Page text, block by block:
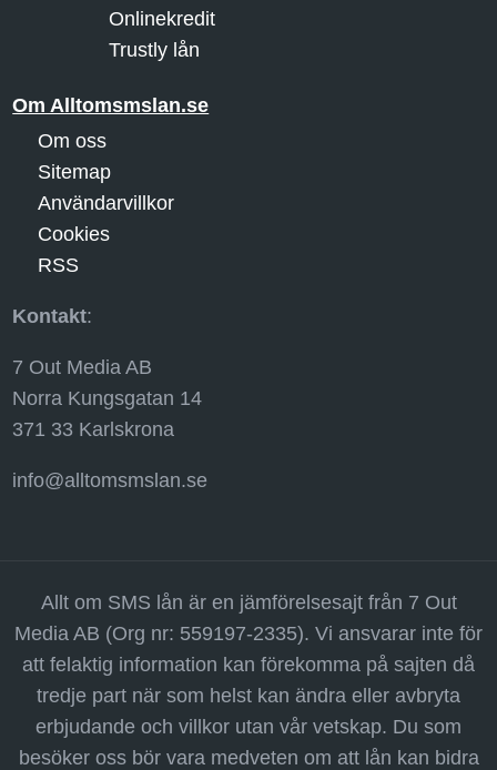
Onlinekredit
Trustly lån
Om Alltomsmslan.se
Om oss
Sitemap
Användarvillkor
Cookies
RSS
Kontakt:
7 Out Media AB
Norra Kungsgatan 14
371 33 Karlskrona
info@alltomsmslan.se
Allt om SMS lån är en jämförelsesajt från 7 Out
Media AB (Org nr: 559197-2335). Vi ansvarar inte för
att felaktig information kan förekomma på sajten då
tredje part när som helst kan ändra eller avbryta
erbjudande och villkor utan vår vetskap. Du som
besöker oss bör vara medveten om att lån kan bidra